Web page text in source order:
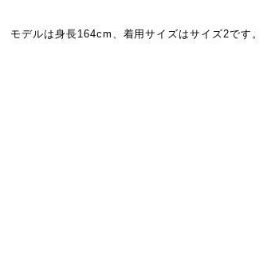
モデルは身長164cm、着用サイズはサイズ2です。